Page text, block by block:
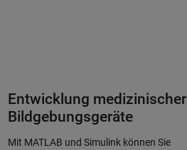
Entwicklung medizinischer
Bildgebungsgeräte
Mit MATLAB und Simulink können Sie